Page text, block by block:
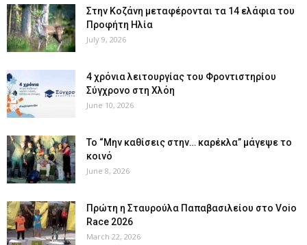
Στην Κοζάνη μεταφέρονται τα 14 ελάφια του
Προφήτη Ηλία
July 9, 2026
4 χρόνια λειτουργίας του Φροντιστηρίου
Σύγχρονο στη Χλόη
June 10, 2026
Το “Μην καθίσεις στην… καρέκλα” μάγεψε το
κοινό
June 8, 2026
Πρώτη η Σταυρούλα Παπαβασιλείου στο Voio
Race 2026
March 22, 2026